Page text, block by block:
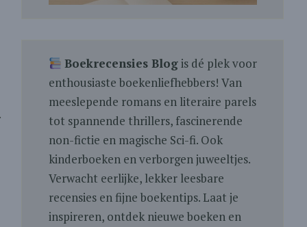
Boekrecensies Blogis dé plek voor
enthousiaste boekenliefhebbers! Van
meeslepende romans en literaire parels
tot spannende thrillers, fascinerende
non-fictie en magische Sci-fi. Ook
kinderboeken en verborgen juweeltjes.
Verwacht eerlijke, lekker leesbare
recensies en fijne boekentips. Laat je
inspireren, ontdek nieuwe boeken en